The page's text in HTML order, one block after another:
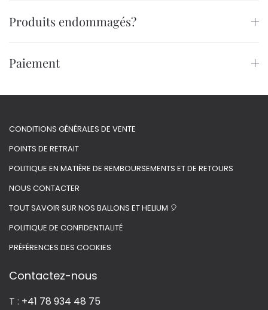
Produits endommagés?
Paiement
CONDITIONS GÉNÉRALES DE VENTE
POINTS DE RETRAIT
POLITIQUE EN MATIÈRE DE REMBOURSEMENTS ET DE RETOURS
NOUS CONTACTER
TOUT SAVOIR SUR NOS BALLONS ET HELIUM 🎈
POLITIQUE DE CONFIDENTIALITÉ
PRÉFÉRENCES DES COOKIES
Contactez-nous
T : +41 78 934 48 75